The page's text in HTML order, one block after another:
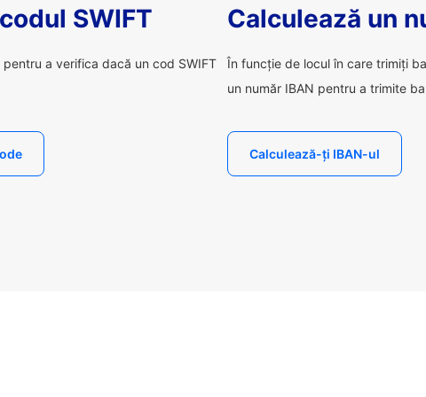
SWIFT
a verifica dacă un cod SWIFT
Calculează un
În funcție de locul în care trimiți
un număr IBAN pentru a trimite
Calculează-ți IBAN-ul